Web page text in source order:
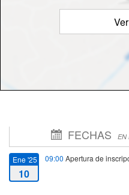
FECHAS EN
Ene '25
10
09:00 Apertura de